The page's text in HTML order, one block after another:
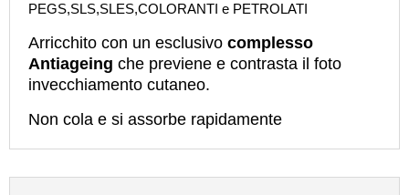
PEGS,SLS,SLES,COLORANTI e PETROLATI
Arricchito con un esclusivo complesso
Antiageing che previene e contrasta il foto
invecchiamento cutaneo.
Non cola e si assorbe rapidamente